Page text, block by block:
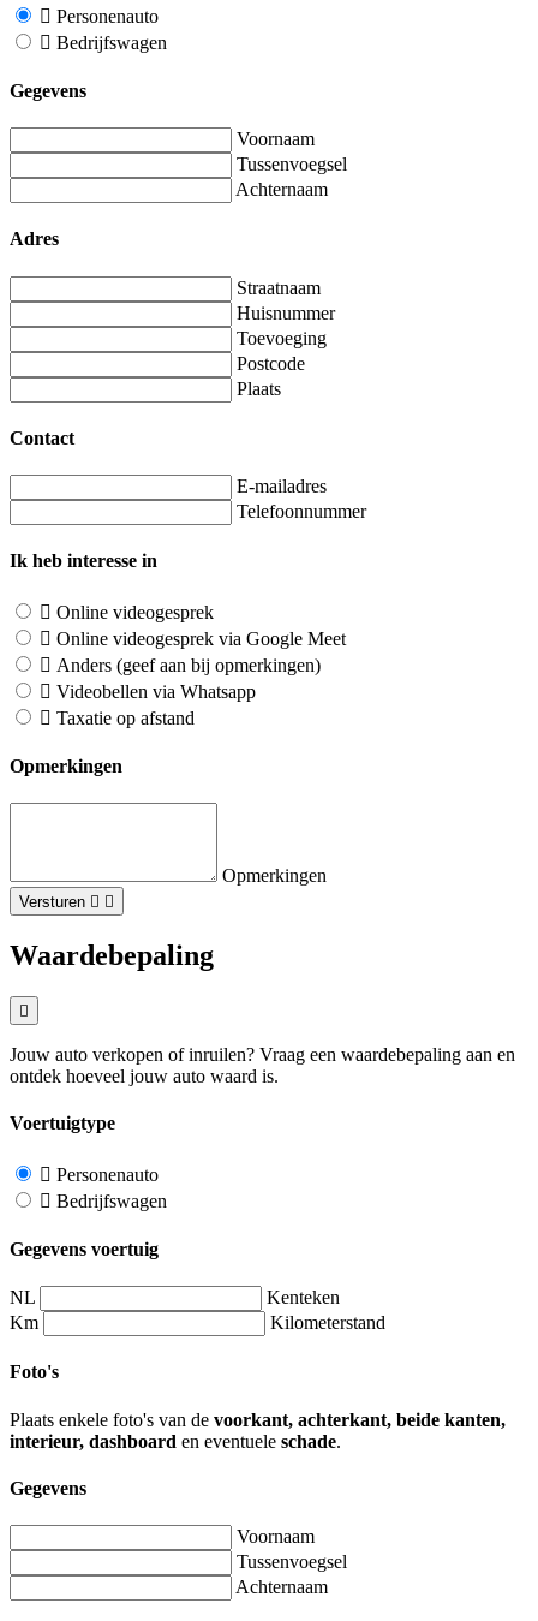
Personenauto
Bedrijfswagen
Gegevens
Voornaam
Tussenvoegsel
Achternaam
Adres
Straatnaam
Huisnummer
Toevoeging
Postcode
Plaats
Contact
E-mailadres
Telefoonnummer
Ik heb interesse in
Online videogesprek
Online videogesprek via Google Meet
Anders (geef aan bij opmerkingen)
Videobellen via Whatsapp
Taxatie op afstand
Opmerkingen
Opmerkingen
Versturen
Waardebepaling
Jouw auto verkopen of inruilen? Vraag een waardebepaling aan en
ontdek hoeveel jouw auto waard is.
Voertuigtype
Personenauto
Bedrijfswagen
Gegevens voertuig
NL
Kenteken
Km
Kilometerstand
Foto's
Plaats enkele foto's van de voorkant, achterkant, beide kanten,
interieur, dashboard en eventuele schade.
Gegevens
Voornaam
Tussenvoegsel
Achternaam